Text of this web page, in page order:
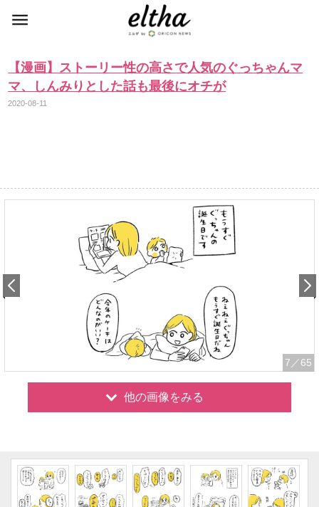
【漫画】ストーリー性の高さで人気のぐっちゃんマ
マ、しんみりとした話も最後にオチが
2020-08-11
7 ／65
他の画像をみる